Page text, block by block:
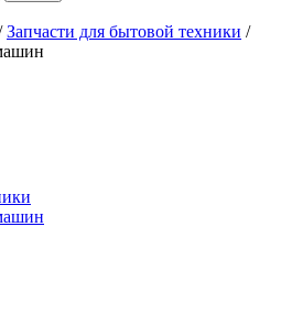
Запчасти для бытовой техники /